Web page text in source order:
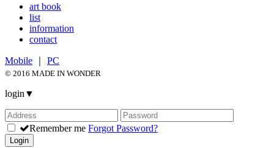
art book
list
information
contact
Mobile PC
© 2016 MADE IN WONDER
login ▼
Remember me Forgot Password?
Login